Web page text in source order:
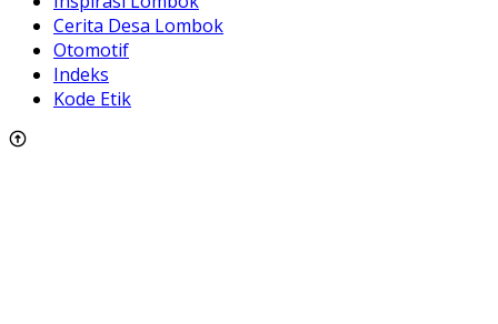
Cerita Desa Lombok
Otomotif
Indeks
Kode Etik